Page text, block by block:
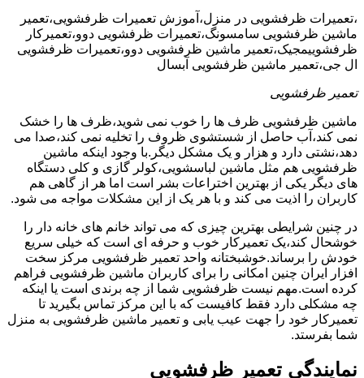
،تعمیرات ظرفشویی در منزل،آموزش تعمیرات ظرفشویی،تعمیر
ماشین ظرفشویی سامسونگ،تعمیرات ظرفشویی دوو،تعمیرکار
ظرفشوییمجیک،تعمیر ماشین ظرفشویی دوو،تعمیرات ظرفشویی
ال جی،تعمیر ماشین ظرفشویی آبسال
تعمیر ظرفشویی
ماشین ظرفشویی ظرف ها را خوب نمی شوید،ظرف ها را خشک
نمی کند،آب حاصل از شستشوی ظروف را تخلیه نمی کند،صدا می
دهد،نشتی دارد و هزار و یک مشکل دیگر.با وجود اینکه ماشین
ظرفشویی هم مثل ماشین لباسشویی،کولر گازی و کلی دستگاه
های دیگر یکی از بهترین اختراعات بشر است اما هر از گاهی هم
کاربران را اذیت می کند و با هر یک از این مشکلات مواجه می شود.
در چنین شرایطی بهترین چیزی که می تواند خانم های خانه دار را
خوشحال کند،یک تعمیرکار خوب و حرفه ای است که خیلی سریع
خودش را برساند.خوشبختانه واحد تعمیر ظرفشویی مرکز سخت
افزار ایران چنین امکانی را برای کاربران ماشین ظرفشویی فراهم
کرده است.مهم نیست ظرفشویی شما از چه برندی است یا اینکه
چه مشکلی دارد فقط کافیست که با این مرکز تماس بگیرید تا
تعمیرکار خود را جهت عیب یابی و تعمیر ماشین ظرفشویی به منزل
شما بفرستد.
نمایندگی تعمیر ظرفشویی